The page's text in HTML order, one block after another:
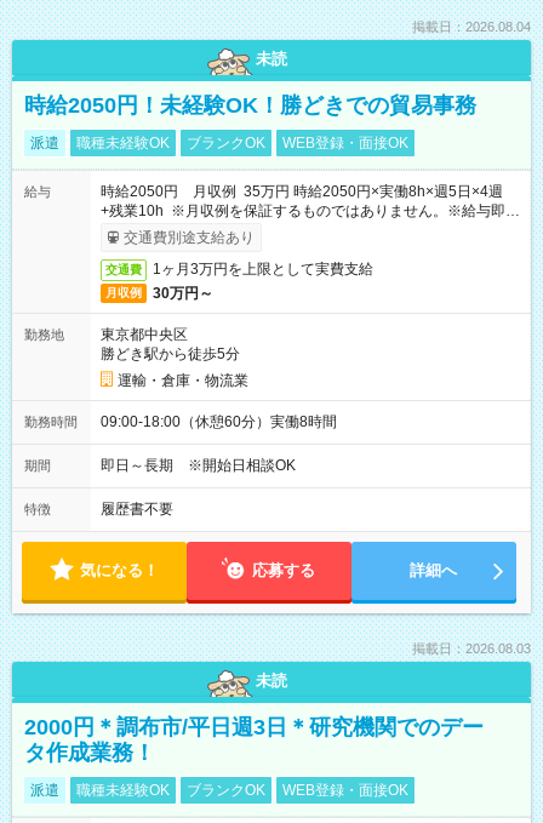
掲載日：2026.08.04
未読
時給2050円！未経験OK！勝どきでの貿易事務
派遣 職種未経験OK ブランクOK WEB登録・面接OK
給与
時給2050円 月収例 35万円 時給2050円×実働8h×週5日×4週
+残業10h ※月収例を保証するものではありません。※給与即受
取りサービス利用可（利用条件有）
交通費別途支給あり
交通費 1ヶ月3万円を上限として実費支給
月収例 30万円～
勤務地
東京都中央区
勝どき駅から徒歩5分
運輸・倉庫・物流業
勤務時間 09:00-18:00（休憩60分）実働8時間
期間 即日～長期 ※開始日相談OK
特徴 履歴書不要
気になる！ 応募する 詳細へ
掲載日：2026.08.03
未読
2000円＊調布市/平日週3日＊研究機関でのデー
タ作成業務！
派遣 職種未経験OK ブランクOK WEB登録・面接OK